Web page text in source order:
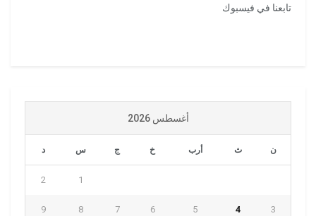
تابعنا في فيسبوك
أغسطس 2026
ن ث أرب خ ج س د
1
2
3
4
5
6
7
8
9